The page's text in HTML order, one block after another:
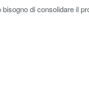
di consolidare il